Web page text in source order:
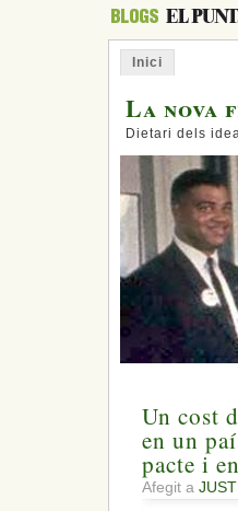
Inici
La nova
Dietari dels
Un cost
en un
pacte i
Afegit a